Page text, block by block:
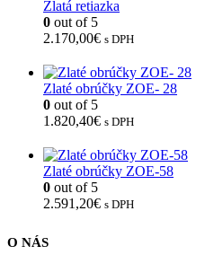
Zlatá retiazka
0 out of 5
2.170,00€ s DPH
Zlaté obrúčky ZOE- 28
0 out of 5
1.820,40€ s DPH
Zlaté obrúčky ZOE-58
0 out of 5
2.591,20€ s DPH
O NÁS